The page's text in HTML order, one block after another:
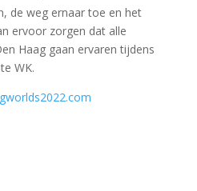
de weg ernaar toe en het
ervoor zorgen dat alle
Haag gaan ervaren tijdens
WK.